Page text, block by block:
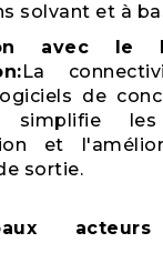
solvant et à
avec le
La
de
simplifie les
et
sortie.